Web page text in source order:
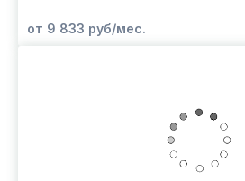
от 9 833 руб/мес.